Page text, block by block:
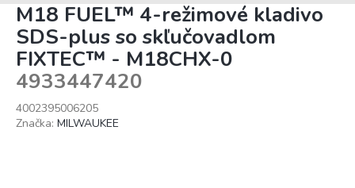
M18 FUEL™ 4-režimové kladivo
SDS-plus so skľučovadlom
FIXTEC™ - M18CHX-0
4933447420
4002395006205
Značka: MILWAUKEE